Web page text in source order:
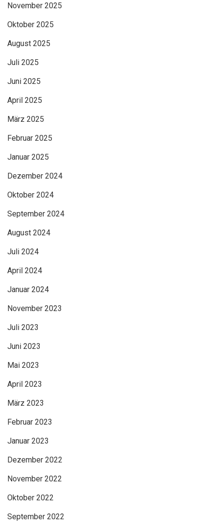
November 2025
Oktober 2025
August 2025
Juli 2025
Juni 2025
April 2025
März 2025
Februar 2025
Januar 2025
Dezember 2024
Oktober 2024
September 2024
August 2024
Juli 2024
April 2024
Januar 2024
November 2023
Juli 2023
Juni 2023
Mai 2023
April 2023
März 2023
Februar 2023
Januar 2023
Dezember 2022
November 2022
Oktober 2022
September 2022